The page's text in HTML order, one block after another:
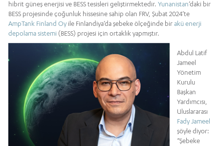
hibrit güneş enerjisi ve BESS tesisleri geliştirmektedir. Yunanistan’daki bir
BESS projesinde çoğunluk hissesine sahip olan FRV, Şubat 2024’te
AmpTank Finland Oyile Finlandiya’da şebeke ölçeğinde birakü enerji
depolama sistemi (BESS) projesi için ortaklık yapmıştır.
Abdul Latif
Jameel
Yönetim
Kurulu
Başkan
Yardımcısı,
Uluslararası
Fady Jameel
şöyle diyor:
“Şebeke